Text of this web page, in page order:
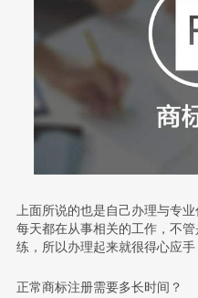
上面所说的也是自己办理与专
每天都在从事相关的工作，不
练，所以办理起来就很得心应手
正常商标注册需要多长时间？